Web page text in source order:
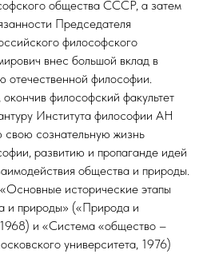
общества СССР, а затем
Председателя
философского
внес большой вклад в
отечественной философии.
философский факультет
Института философии АН
сознательную жизнь
развитию и пропаганде идей
общества и природы.
исторические этапы
и природы» («Природа и
и «Система «общество –
университета, 1976)